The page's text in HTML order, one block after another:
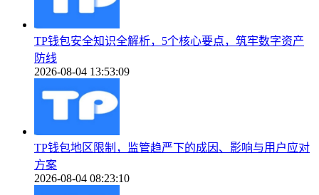
TP钱包安全知识全解析，5个核心要点，筑牢数字资产
防线
2026-08-04 13:53:09
TP钱包地区限制，监管趋严下的成因、影响与用户应对
方案
2026-08-04 08:23:10